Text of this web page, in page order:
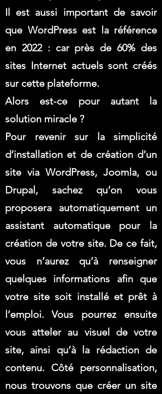
Il est aussi important de savoir
que WordPress est la référence
en 2022 : car près de 60% des
sites Internet actuels sont créés
sur cette plateforme.
Alors est-ce pour autant la
solution miracle ?
Pour revenir sur la simplicité
d’installation et de création d’un
site via WordPress, Joomla, ou
Drupal, sachez qu’on vous
proposera automatiquement un
assistant automatique pour la
création de votre site. De ce fait,
vous n’aurez qu’à renseigner
quelques informations afin que
votre site soit installé et prêt à
l’emploi. Vous pourrez ensuite
vous atteler au visuel de votre
site, ainsi qu’à la rédaction de
contenu. Côté personnalisation,
nous trouvons que créer un site